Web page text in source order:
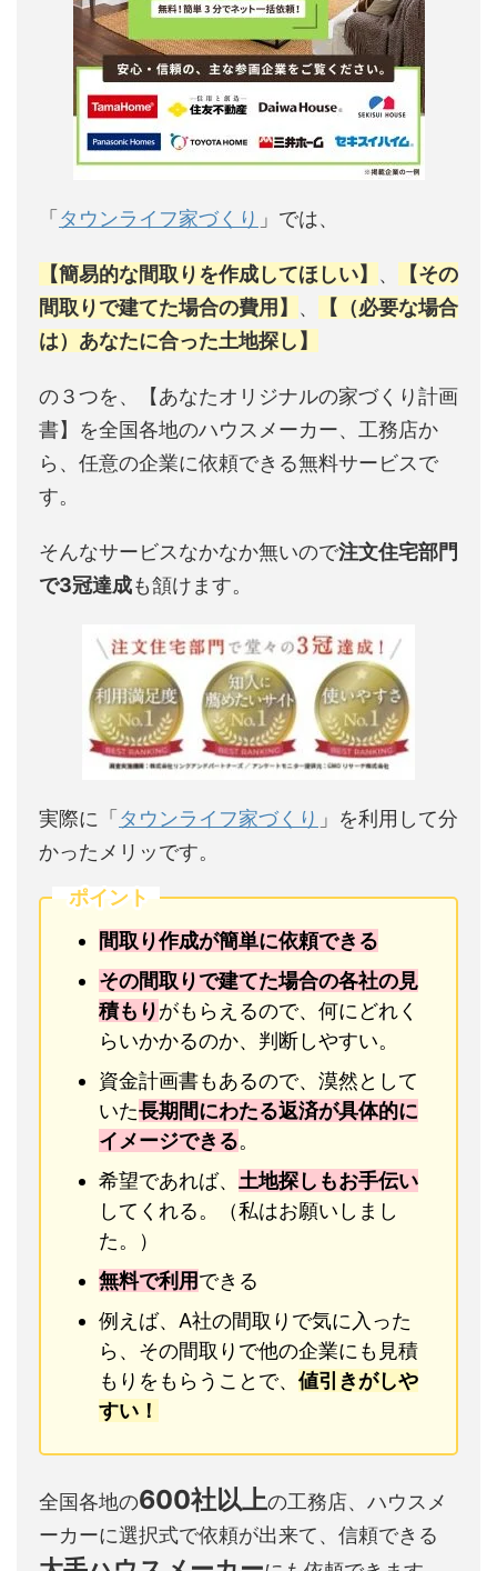
「タウンライフ家づくり 」では、
【簡易的な間取りを作成してほしい】 、
【その
間取りで建てた場合の費用】 、
【（必要な場合
は）あなたに合った土地探し】
の３つを、【あなたオリジナルの家づくり計画
書】を全国各地のハウスメーカー、工務店か
ら、任意の企業に依頼できる無料サービスで
す。
そんなサービスなかなか無いので注文住宅部門
で3冠達成も頷けます。
実際に「タウンライフ家づくり 」を利用して分
かったメリッです。
ポイント
間取り作成が簡単に依頼できる
その間取りで建てた場合の各社の見
積もりがもらえるので、何にどれく
らいかかるのか、判断しやすい。
資金計画書もあるので、漠然として
いた長期間にわたる返済が具体的に
イメージできる。
希望であれば、 土地探しもお手伝い
してくれる。（私はお願いしまし
た。）
無料で利用できる
例えば、A社の間取りで気に入った
ら、その間取りで他の企業にも見積
もりをもらうことで、 値引きがしや
すい！
全国各地の600社以上の工務店、ハウスメ
ーカーに選択式で依頼が出来て、信頼できる